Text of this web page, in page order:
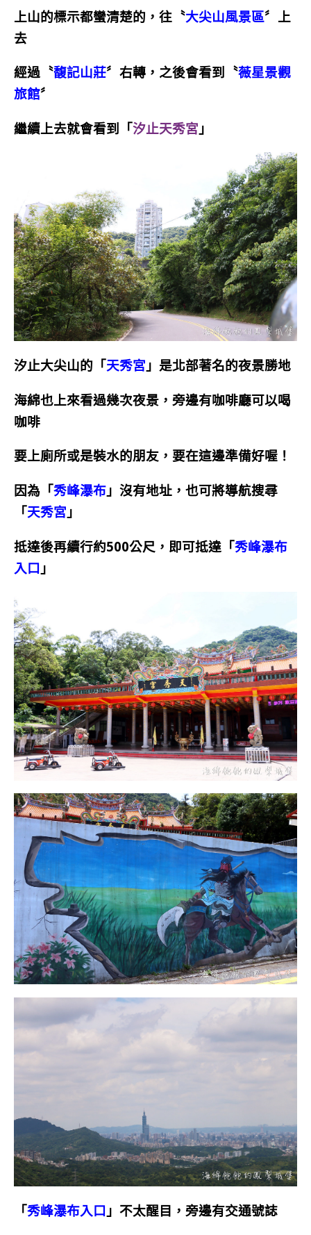
上山的標示都蠻清楚的，往〝大尖山風景區〞上
去
經過〝馥記山莊〞右轉，之後會看到〝薇星景觀
旅館〞
繼續上去就會看到「汐止天秀宮 」
汐止大尖山的「天秀宮 」是北部著名的夜景勝地
海綿也上來看過幾次夜景，旁邊有咖啡廳可以喝
咖啡
要上廁所或是裝水的朋友，要在這邊準備好喔！
因為「秀峰瀑布 」沒有地址，也可將導航搜尋
「天秀宮 」
抵達後再續行約500公尺，即可抵達「秀峰瀑布
入口 」
「秀峰瀑布入口 」不太醒目，旁邊有交通號誌